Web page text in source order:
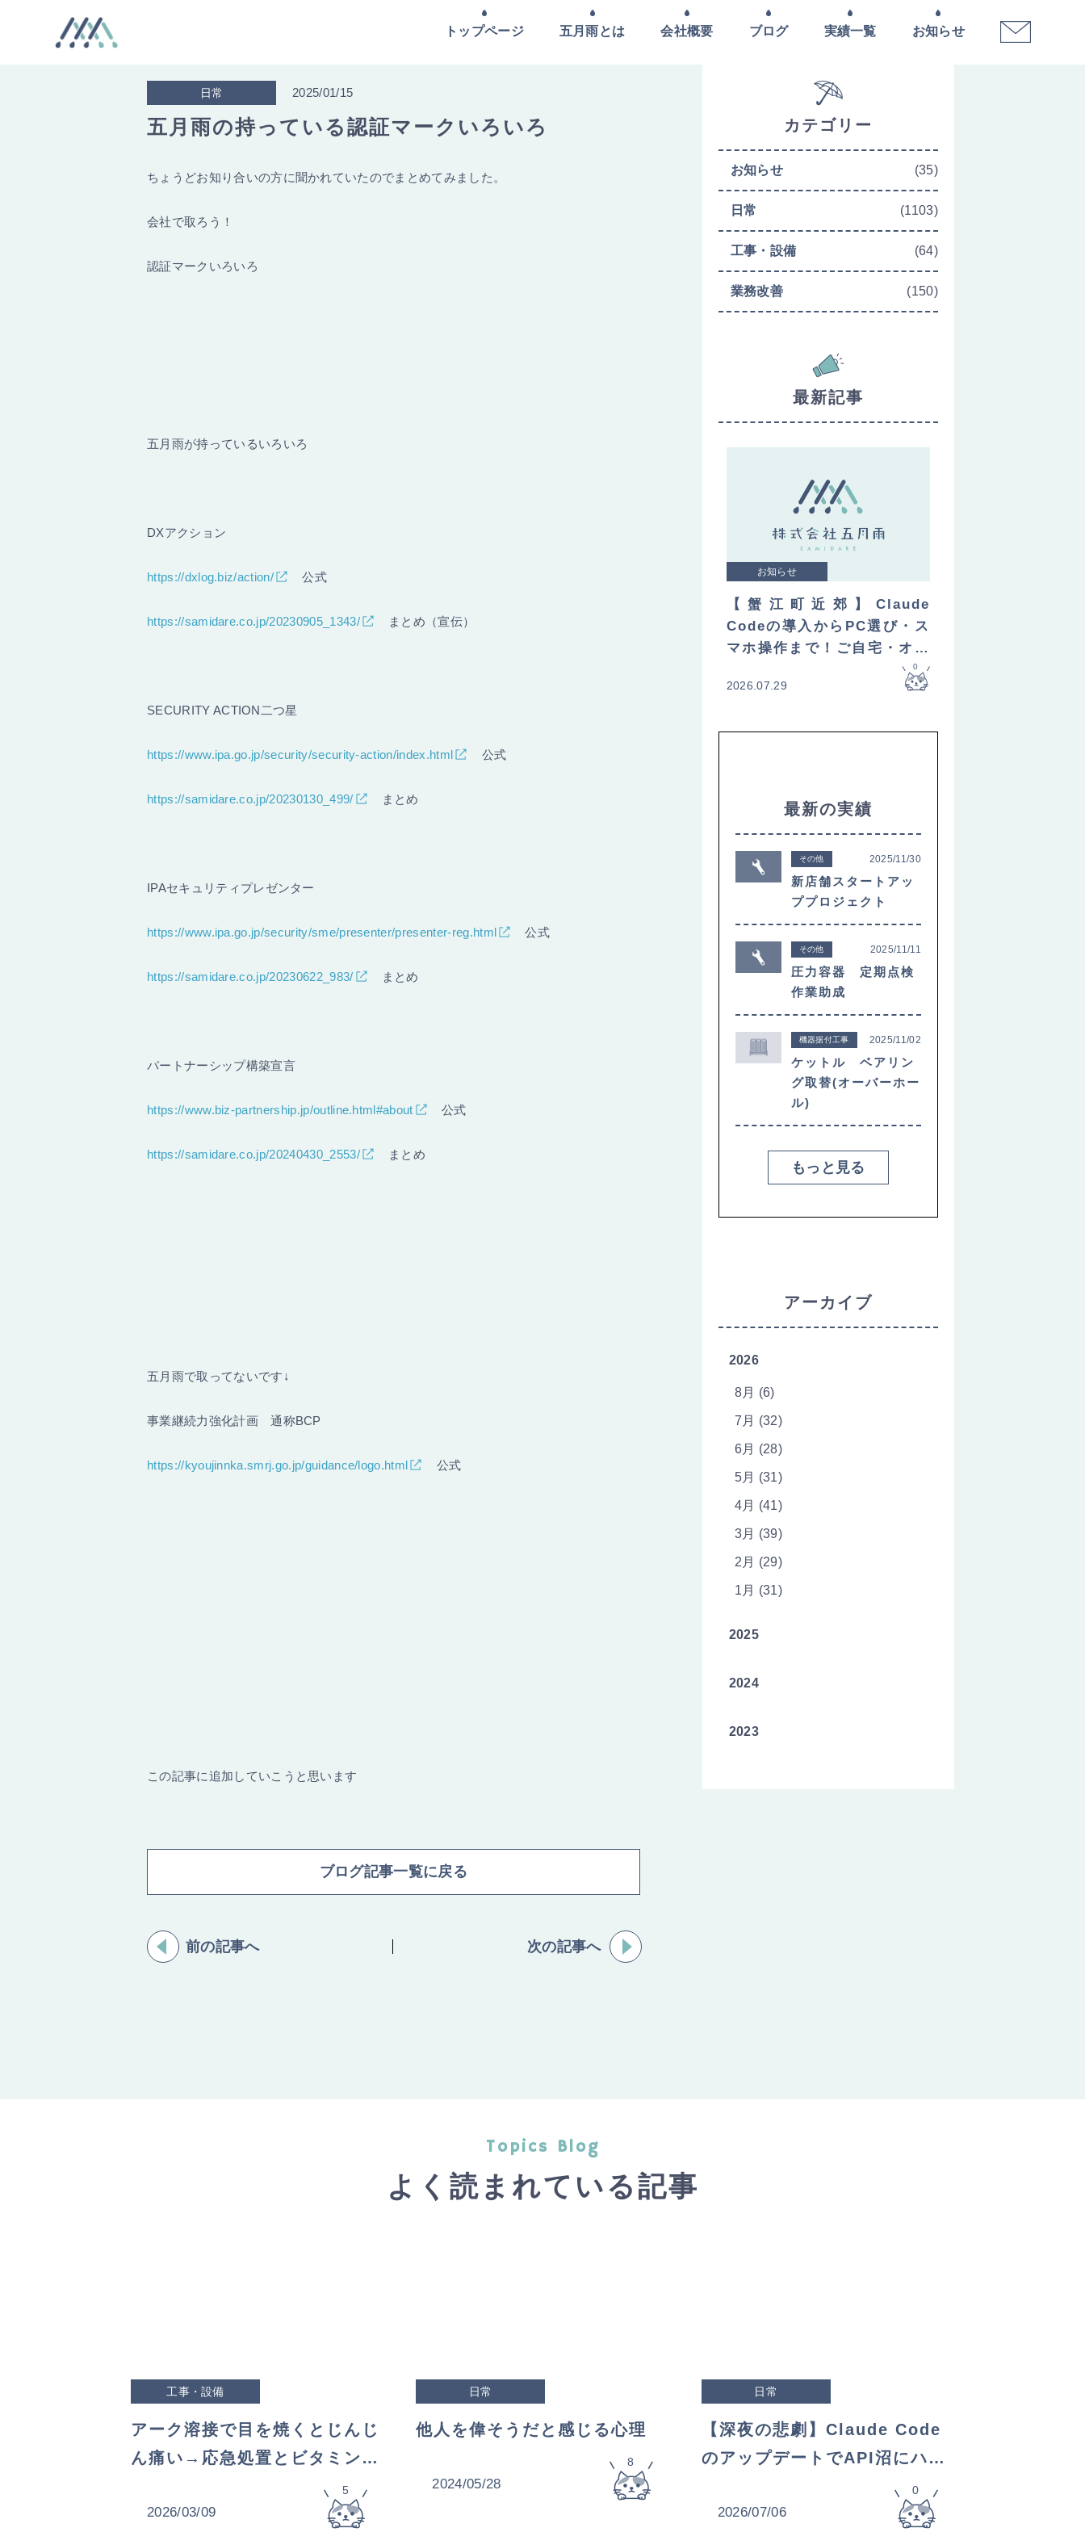
トップページ 五月雨とは 会社概要 ブログ 実績一覧 お知らせ
日常 2025/01/15
五月雨の持っている認証マークいろいろ
ちょうどお知り合いの方に聞かれていたのでまとめてみました。
会社で取ろう！
認証マークいろいろ
五月雨が持っているいろいろ
DXアクション
https://dxlog.biz/action/ 公式
https://samidare.co.jp/20230905_1343/ まとめ（宣伝）
SECURITY ACTION二つ星
https://www.ipa.go.jp/security/security-action/index.html 公式
https://samidare.co.jp/20230130_499/ まとめ
IPAセキュリティプレゼンター
https://www.ipa.go.jp/security/sme/presenter/presenter-reg.html 公式
https://samidare.co.jp/20230622_983/ まとめ
パートナーシップ構築宣言
https://www.biz-partnership.jp/outline.html#about 公式
https://samidare.co.jp/20240430_2553/ まとめ
五月雨で取ってないです↓
事業継続力強化計画 通称BCP
https://kyoujinnka.smrj.go.jp/guidance/logo.html 公式
この記事に追加していこうと思います
ブログ記事一覧に戻る
前の記事へ 次の記事へ
カテゴリー
お知らせ (35)
日常 (1103)
工事・設備 (64)
業務改善 (150)
最新記事
お知らせ
【蟹江町近郊】Claude
Codeの導入からPC選び・ス
マホ操作まで！ご自宅・オフ
ィスへ直接訪問してレクチャ
ーします
2026.07.29
0
最新の実績
その他 2025/11/30
新店舗スタートアッ
ププロジェクト
その他 2025/11/11
圧力容器 定期点検
作業助成
機器据付工事 2025/11/02
ケットル ベアリン
グ取替(オーバーホー
ル)
もっと見る
アーカイブ
2026
8月 (6)
7月 (32)
6月 (28)
5月 (31)
4月 (41)
3月 (39)
2月 (29)
1月 (31)
2025
2024
2023
Topics Blog
よく読まれている記事
工事・設備
アーク溶接で目を焼くとじんじ
ん痛い→応急処置とビタミン目
2026/03/09
5
日常
他人を偉そうだと感じる心理
2024/05/28
8
日常
【深夜の悲劇】Claude Code
のアップデートでAPI沼にハマ
2026/07/06
0